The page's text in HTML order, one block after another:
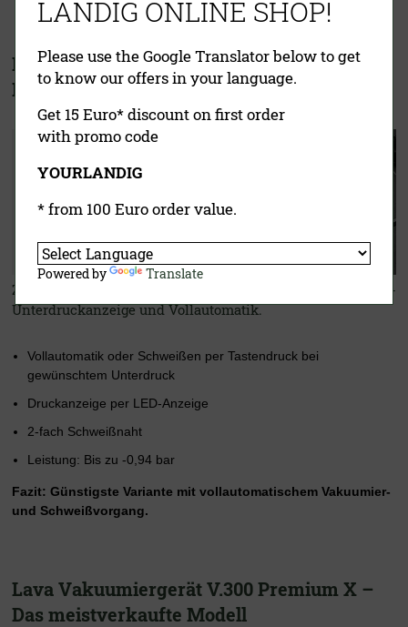
Lava Vakuumiergerät V.200 Premium X –
Der flexible Allrounder
Zuverlässig, clever, effizient: Der V.200 Premium X mit LED-
Unterdruckanzeige und Vollautomatik.
Vollautomatik oder Schweißen per Tastendruck bei
gewünschtem Unterdruck
Druckanzeige per LED-Anzeige
2-fach Schweißnaht
Leistung: Bis zu -0,94 bar
Fazit: Günstigste Variante mit vollautomatischem Vakuumier-
und Schweißvorgang.
Lava Vakuumiergerät V.300 Premium X –
Das meistverkaufte Modell
LANDIG ONLINE SHOP!
Please use the Google Translator below to get
to know our offers in your language.
Get 15 Euro* discount on first order
with promo code
YOURLANDIG
* from 100 Euro order value.
Powered by Translate